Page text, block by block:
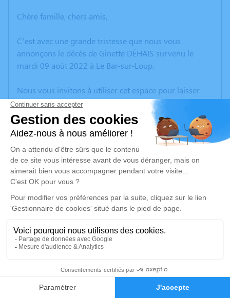
Faire-part Hommages
Chère famille, chers amis,
C’est avec une grande tristesse que nous vous
annonçons le décès de Ginette DÉHAIS survenu le
mardi 09 août 2022 à Le Bar-sur-Loup.
Nous vous invitons à utiliser cet espace pour laisser
vos condoléances, partager des photos souvenirs, une
anecdote ou exprimer vos pensées à travers des
poèmes ou des textes. Cet endroit est un lieu
d'expression dédié à honorer la mémoire de Ginette
DÉHAIS.
Un service de plantation d’arbre hommage est
disponible ici.
Je rends hommage
Cérémonie religieuse
Église Saint Jacques le Majeur de Le Bar-sur-Loup
06620 Le Bar-sur-Loup